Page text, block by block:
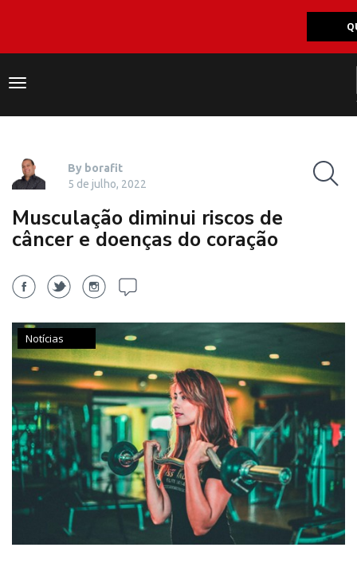
Navegação
By borafit
5 de julho, 2022
Musculação diminui riscos de
câncer e doenças do coração
Notícias